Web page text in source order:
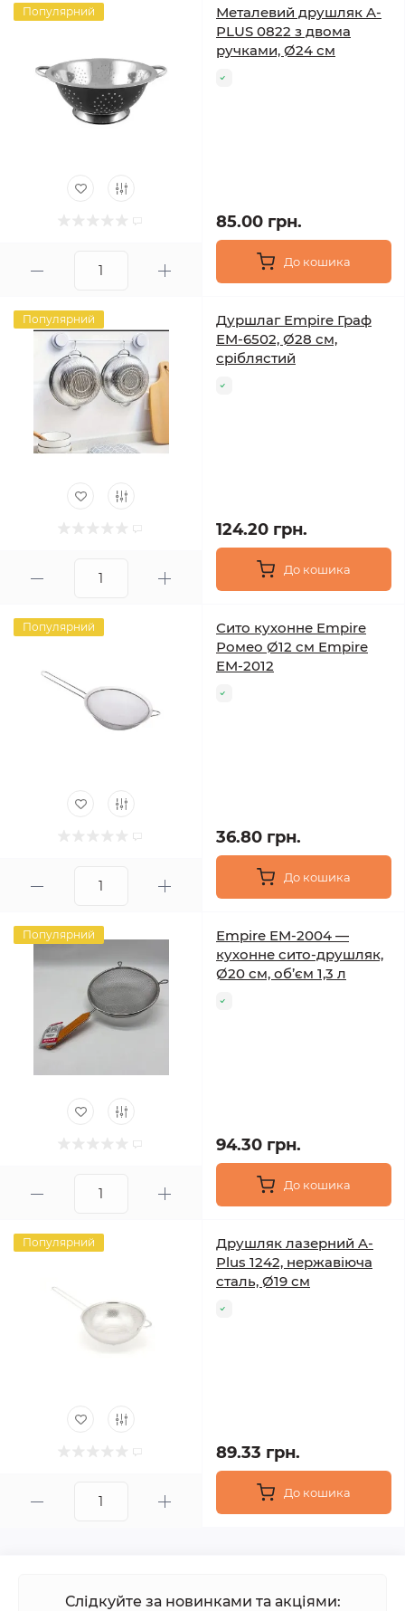
Популярний
Металевий друшляк A-
PLUS 0822 з двома
ручками, Ø24 см
85.00 грн.
До кошика
Популярний
Дуршлаг Empire Граф
EM-6502, Ø28 см,
сріблястий
124.20 грн.
До кошика
Популярний
Сито кухонне Empire
Ромео Ø12 см Empire
EM-2012
36.80 грн.
До кошика
Популярний
Empire EM-2004 —
кухонне сито-друшляк,
Ø20 см, об’єм 1,3 л
94.30 грн.
До кошика
Популярний
Друшляк лазерний A-
Plus 1242, нержавіюча
сталь, Ø19 см
89.33 грн.
До кошика
Слідкуйте за новинками та акціями: